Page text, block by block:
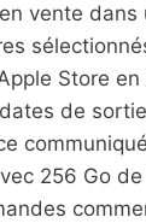
vente dans
Store en
de
256 Go